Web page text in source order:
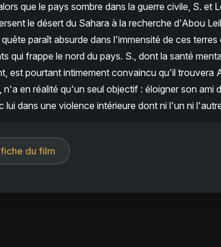
que le pays sombre dans la guerre civile, S. et
le désert du Sahara à la recherche d'Abou
paraît absurde dans l'immensité de ces
qui frappe le nord du pays. S., dont la santé
est pourtant intimement convaincu qu'il trouvera
n'a en réalité qu'un seul objectif : éloigner son ami
dans une violence intérieure dont ni l'un ni
du film